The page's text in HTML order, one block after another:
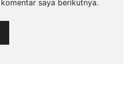
saya berikutnya.